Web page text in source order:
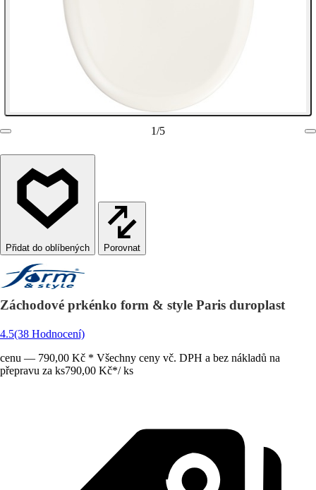
1/5
Porovnat
Záchodové prkénko form & style Paris duroplast
4.5(38 Hodnocení)
cenu — 790,00 Kč * Všechny ceny vč. DPH a bez nákladů na
přepravu za ks790,00 Kč*/ ks